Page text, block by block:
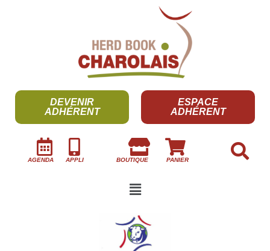
DEVENIR
ADHÉRENT
ESPACE
ADHÉRENT
AGENDA APPLI BOUTIQUE PANIER